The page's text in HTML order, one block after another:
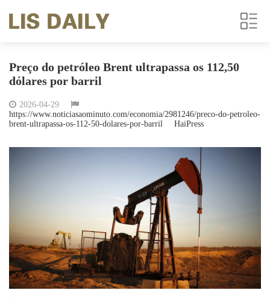
Preço do petróleo Brent ultrapassa os 112,50
dólares por barril
2026-04-29
https://www.noticiasaominuto.com/economia/2981246/preco-do-petroleo-
brent-ultrapassa-os-112-50-dolares-por-barril
HaiPress